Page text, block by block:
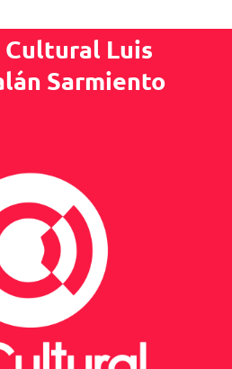
Cultural Luis
Sarmiento